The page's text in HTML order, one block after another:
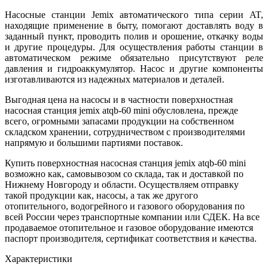
Насосные станции Jemix автоматического типа серии AT,
находящие применение в быту, помогают доставлять воду в
заданный пункт, проводить полив и орошение, откачку воды
и другие процедуры. Для осуществления работы станции в
автоматическом режиме обязательно присутствуют реле
давления и гидроаккумулятор. Насос и другие компоненты
изготавливаются из надежных материалов и деталей.
Выгодная цена на насосы и в частности поверхностная
насосная станция jemix atqb-60 mini обусловлена, прежде
всего, огромными запасами продукции на собственном
складском хранении, сотрудничеством с производителями
напрямую и большими партиями поставок.
Купить поверхностная насосная станция jemix atqb-60 mini
возможно как, самовывозом со склада, так и доставкой по
Нижнему Новгороду и области. Осуществляем отправку
такой продукции как, насосы, а так же другого
отопительного, водогрейного и газового оборудования по
всей России через транспортные компании или СДЕК. На все
продаваемое отопительное и газовое оборудование имеются
паспорт производителя, сертификат соответствия и качества.
Характеристики